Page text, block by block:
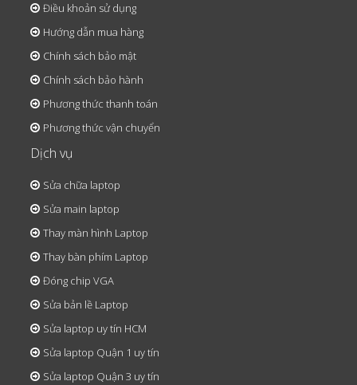
Điều khoản sử dụng
Hướng dẫn mua hàng
Chính sách bảo mật
Chính sách bảo hành
Phương thức thanh toán
Phương thức vận chuyển
Dịch vụ
Sửa chữa laptop
Sửa main laptop
Thay màn hình Laptop
Thay bàn phím Laptop
Đóng chip VGA
Sửa bản lề Laptop
Sửa laptop uy tín HCM
Sửa laptop Quận 1 uy tín
Sửa laptop Quận 3 uy tín